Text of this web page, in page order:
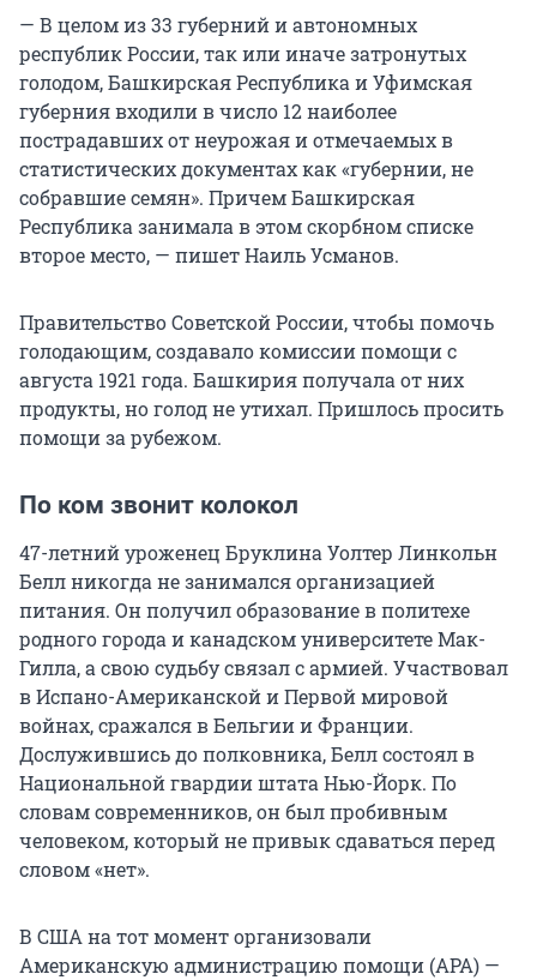
— В целом из 33 губерний и автономных
республик России, так или иначе затронутых
голодом, Башкирская Республика и Уфимская
губерния входили в число 12 наиболее
пострадавших от неурожая и отмечаемых в
статистических документах как «губернии, не
собравшие семян». Причем Башкирская
Республика занимала в этом скорбном списке
второе место, — пишет Наиль Усманов.
Правительство Советской России, чтобы помочь
голодающим, создавало комиссии помощи с
августа 1921 года. Башкирия получала от них
продукты, но голод не утихал. Пришлось просить
помощи за рубежом.
По ком звонит колокол
47-летний уроженец Бруклина Уолтер Линкольн
Белл никогда не занимался организацией
питания. Он получил образование в политехе
родного города и канадском университете Мак-
Гилла, а свою судьбу связал с армией. Участвовал
в Испано-Американской и Первой мировой
войнах, сражался в Бельгии и Франции.
Дослужившись до полковника, Белл состоял в
Национальной гвардии штата Нью-Йорк. По
словам современников, он был пробивным
человеком, который не привык сдаваться перед
словом «нет».
В США на тот момент организовали
Американскую администрацию помощи (АРА) —